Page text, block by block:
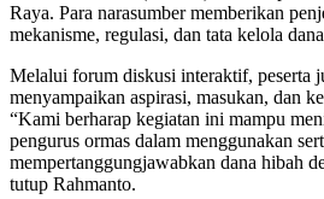
Raya. Para narasumber memberikan
mekanisme, regulasi, dan tata kelola
Melalui forum diskusi interaktif, peserta
menyampaikan aspirasi, masukan, dan
“Kami berharap kegiatan ini mampu
pengurus ormas dalam menggunakan
mempertanggungjawabkan dana hibah
tutup Rahmanto.